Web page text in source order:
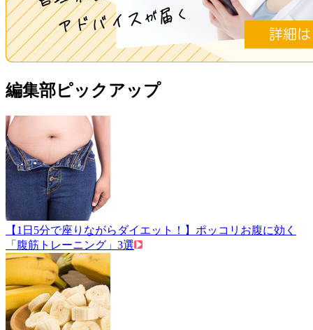
編集部ピックアップ
【1日5分で座りながらダイエット！】ポッコリお腹に効く
「腹筋トレーニング」3選